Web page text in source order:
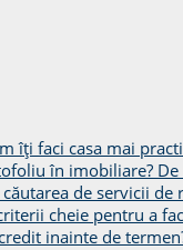
îți faci casa mai
în imobiliare? De
căutarea de servicii
cheie pentru a
inainte de